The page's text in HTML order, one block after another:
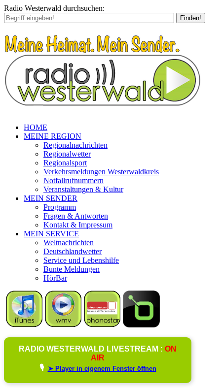
Radio Westerwald durchsuchen:
Finden!
HOME
MEINE REGION
Regionalnachrichten
Regionalwetter
Regionalsport
Verkehrsmeldungen Westerwaldkreis
Notfallrufnummern
Veranstaltungen & Kultur
MEIN SENDER
Programm
Fragen & Antworten
Kontakt & Impressum
MEIN SERVICE
Weltnachrichten
Deutschlandwetter
Service und Lebenshilfe
Bunte Meldungen
HörBar
RADIO WESTERWALD LIVESTREAM : ON
AIR
🎙️ ➤ Player in eigenem Fenster öffnen